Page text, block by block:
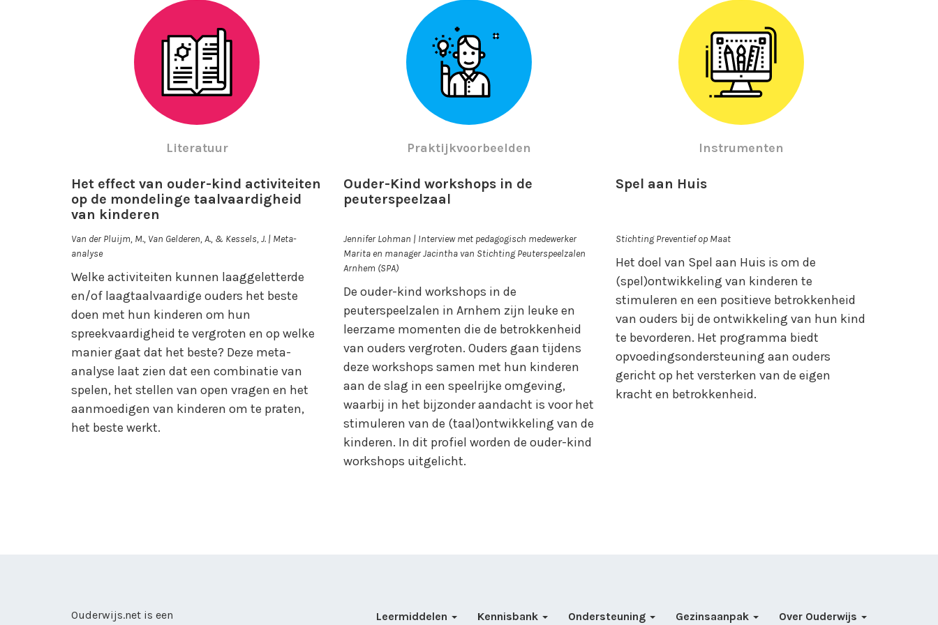
Literatuur
Het effect van ouder-kind activiteiten
op de mondelinge taalvaardigheid
van kinderen
Van der Pluijm, M., Van Gelderen, A., & Kessels, J. | Meta-
analyse
Welke activiteiten kunnen laaggeletterde
en/of laagtaalvaardige ouders het beste
doen met hun kinderen om hun
spreekvaardigheid te vergroten en op welke
manier gaat dat het beste? Deze meta-
analyse laat zien dat een combinatie van
spelen, het stellen van open vragen en het
aanmoedigen van kinderen om te praten,
het beste werkt.
Praktijkvoorbeelden
Ouder-Kind workshops in de
peuterspeelzaal
Jennifer Lohman | Interview met pedagogisch medewerker
Marita en manager Jacintha van Stichting Peuterspeelzalen
Arnhem (SPA)
De ouder-kind workshops in de
peuterspeelzalen in Arnhem zijn leuke en
leerzame momenten die de betrokkenheid
van ouders vergroten. Ouders gaan tijdens
deze workshops samen met hun kinderen
aan de slag in een speelrijke omgeving,
waarbij in het bijzonder aandacht is voor het
stimuleren van de (taal)ontwikkeling van de
kinderen. In dit profiel worden de ouder-kind
workshops uitgelicht.
Instrumenten
Spel aan Huis
Stichting Preventief op Maat
Het doel van Spel aan Huis is om de
(spel)ontwikkeling van kinderen te
stimuleren en een positieve betrokkenheid
van ouders bij de ontwikkeling van hun kind
te bevorderen. Het programma biedt
opvoedingsondersteuning aan ouders
gericht op het versterken van de eigen
kracht en betrokkenheid.
Ouderwijs.net is een Leermiddelen Kennisbank Ondersteuning Gezinsaanpak Over Ouderwijs